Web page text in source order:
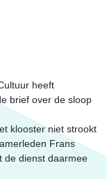
heeft
brief over de sloop
klooster niet strookt
Frans
de dienst daarmee